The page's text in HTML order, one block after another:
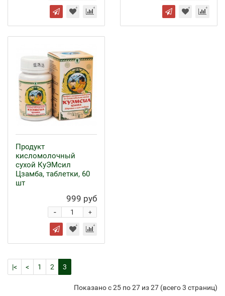
Продукт
кисломолочный
сухой КуЭМсил
Цзамба, таблетки, 60
шт
999 руб
+
-
|< < 1 2 3
Показано с 25 по 27 из 27 (всего 3 страниц)